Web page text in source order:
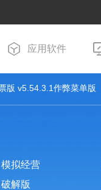
应用软件
版 v5.54.3.1作弊菜单版
拟经营
解版